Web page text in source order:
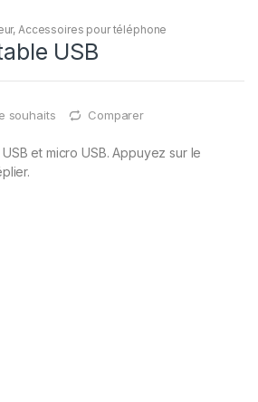
, Accessoires pour téléphone
USB
souhaits Comparer
et micro USB. Appuyez sur le